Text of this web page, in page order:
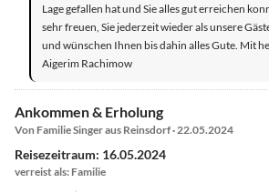
Lage gefallen hat und Sie alles gut erreichen
sehr freuen, Sie jederzeit wieder als unsere
und wünschen Ihnen bis dahin alles Gute. Mit
Aigerim Rachimow
Ankommen & Erholung
Von Familie Singer aus Reinsdorf · 22.05.2024
Reisezeitraum: 16.05.2024
verreist als: Familie